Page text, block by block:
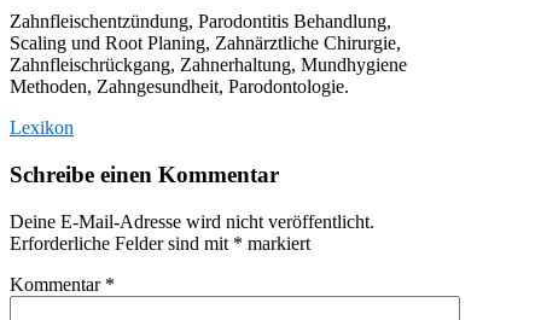
Zahnfleischentzündung, Parodontitis Behandlung,
Scaling und Root Planing, Zahnärztliche Chirurgie,
Zahnfleischrückgang, Zahnerhaltung, Mundhygiene
Methoden, Zahngesundheit, Parodontologie.
Lexikon
Schreibe einen Kommentar
Deine E-Mail-Adresse wird nicht veröffentlicht.
Erforderliche Felder sind mit * markiert
Kommentar *